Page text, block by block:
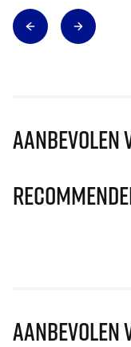
Aanbevolen
Aanbevolen